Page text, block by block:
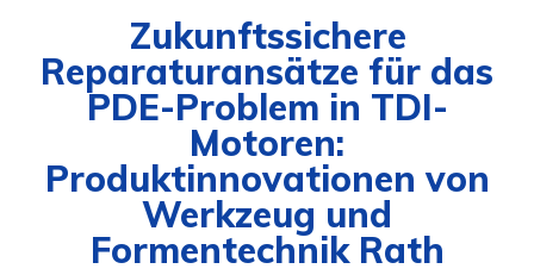
Zukunftssichere
Reparaturansätze für das
PDE-Problem in TDI-
Motoren:
Produktinnovationen von
Werkzeug und
Formentechnik Rath